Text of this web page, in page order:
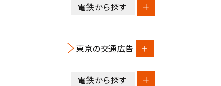
電鉄から探す
東京の交通広告
電鉄から探す